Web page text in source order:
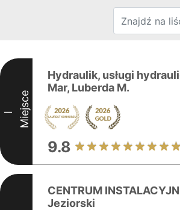
I Miejsce
Hydraulik, usługi
Mar, Luberda M.
9.8
CENTRUM
Jeziorski